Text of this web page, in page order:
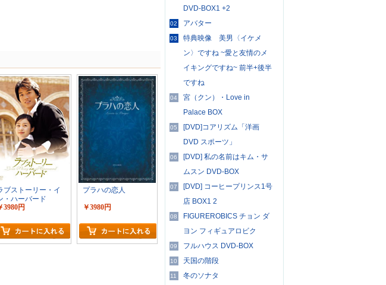
ブストーリー・イ
・ハーバード
3980円
プラハの恋人
￥3980円
DVD-BOX1 +2
02 アバター
03
特典映像 美男〈イケメ
ン〉ですね ~愛と友情のメ
イキングですね~ 前半+後半
ですね
04
宮（クン）・Love in
Palace BOX
05
[DVD]コアリズム「洋画
DVD スポーツ」
06
[DVD] 私の名前はキム・サ
ムスン DVD-BOX
07
[DVD] コーヒープリンス1号
店 BOX1 2
08
FIGUREROBICS チョン ダ
ヨン フィギュアロビク
09 フルハウス DVD-BOX
10 天国の階段
11 冬のソナタ